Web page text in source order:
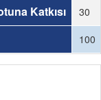
Katkısı 30
100